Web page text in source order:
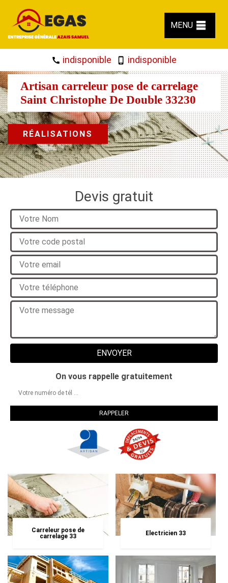
MENU
indisponible indisponible
Artisan carreleur pose de carrelage
Saint Christophe De Double 33230
RÉALISATIONS
Devis gratuit
On vous rappelle gratuitement
Carreleur pose de
carrelage 33
Electricien 33